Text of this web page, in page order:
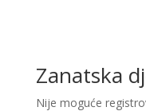
Zanatska
Nije moguće